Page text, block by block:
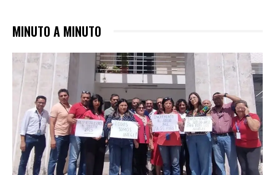
MINUTO A MINUTO